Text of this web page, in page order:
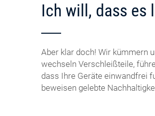
Ich will, dass es
Aber klar doch! Wir kümmern
wechseln Verschleißteile,
dass Ihre Geräte einwandfrei
beweisen gelebte